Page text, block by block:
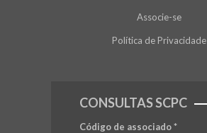
Associe-se
Política de Privacidade
CONSULTAS SCPC
Código de associado*